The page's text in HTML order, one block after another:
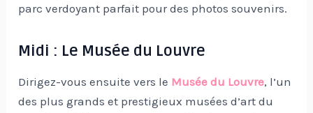
parc verdoyant parfait pour des photos souvenirs.
Midi : Le Musée du Louvre
Dirigez-vous ensuite vers le Musée du Louvre, l’un
des plus grands et prestigieux musées d’art du